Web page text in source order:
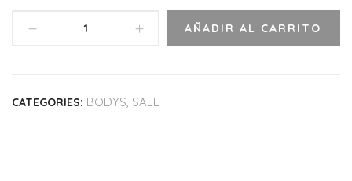
AÑADIR AL CARRITO
CATEGORIES: BODYS, SALE